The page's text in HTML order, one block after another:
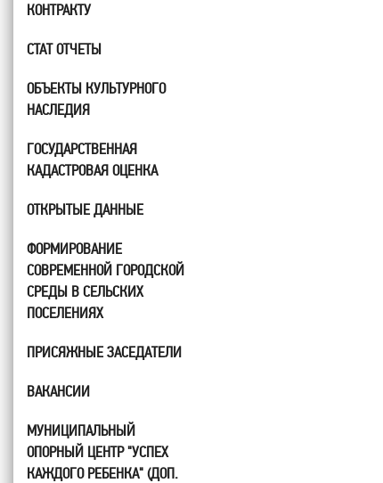
КОНТРАКТУ
СТАТ ОТЧЕТЫ
ОБЪЕКТЫ КУЛЬТУРНОГО
НАСЛЕДИЯ
ГОСУДАРСТВЕННАЯ
КАДАСТРОВАЯ ОЦЕНКА
ОТКРЫТЫЕ ДАННЫЕ
ФОРМИРОВАНИЕ
СОВРЕМЕННОЙ ГОРОДСКОЙ
СРЕДЫ В СЕЛЬСКИХ
ПОСЕЛЕНИЯХ
ПРИСЯЖНЫЕ ЗАСЕДАТЕЛИ
ВАКАНСИИ
МУНИЦИПАЛЬНЫЙ
ОПОРНЫЙ ЦЕНТР "УСПЕХ
КАЖДОГО РЕБЕНКА" (ДОП.